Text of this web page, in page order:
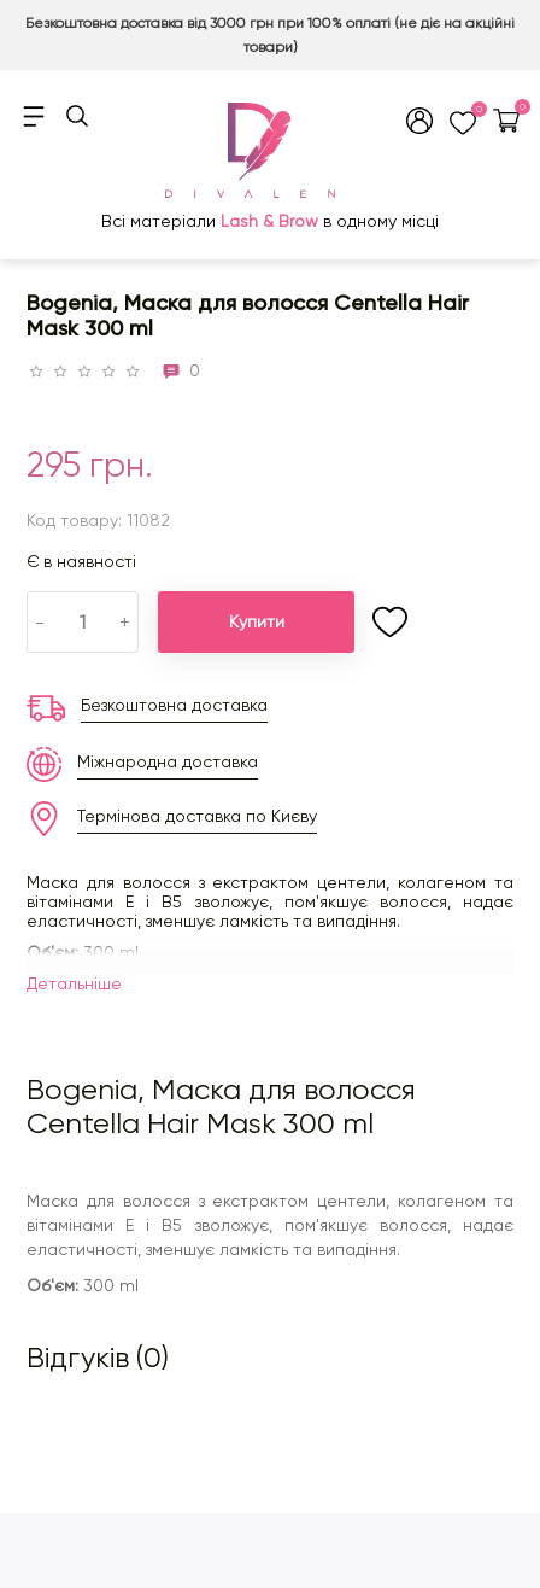
Безкоштовна доставка від 3000 грн при 100% оплаті (не діє на акційні
товари)
0 0
Всі матеріали Lash & Brow в одному місці
Bogenia, Маска для волосся Centella Hair
Mask 300 ml
0
295 грн.
Код товару: 11082
Є в наявності
- + Купити
Безкоштовна доставка
Міжнародна доставка
Термінова доставка по Києву
Маска для волосся з екстрактом центели, колагеном та
вітамінами E і В5 зволожує, пом'якшує волосся, надає
еластичності, зменшує ламкість та випадіння.
Об'єм: 300 ml
Детальнiше
Bogenia, Маска для волосся
Centella Hair Mask 300 ml
Маска для волосся з екстрактом центели, колагеном та
вітамінами E і В5 зволожує, пом'якшує волосся, надає
еластичності, зменшує ламкість та випадіння.
Об'єм: 300 ml
Відгуків (0)